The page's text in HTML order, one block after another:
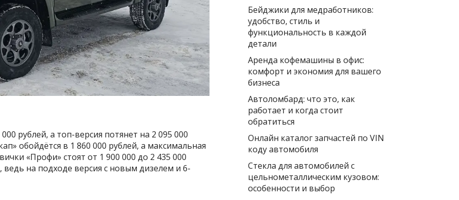
рублей, а топ-версия потянет на 2 095 000
обойдётся в 1 860 000 рублей, а максимальная
«Профи» стоят от 1 900 000 до 2 435 000
на подходе версия с новым дизелем и 6-
Бейджики для медработников:
удобство, стиль и
функциональность в каждой
детали
Аренда кофемашины в офис:
комфорт и экономия для вашего
бизнеса
Автоломбард: что это, как
работает и когда стоит
обратиться
Онлайн каталог запчастей по VIN
коду автомобиля
Стекла для автомобилей с
цельнометаллическим кузовом:
особенности и выбор